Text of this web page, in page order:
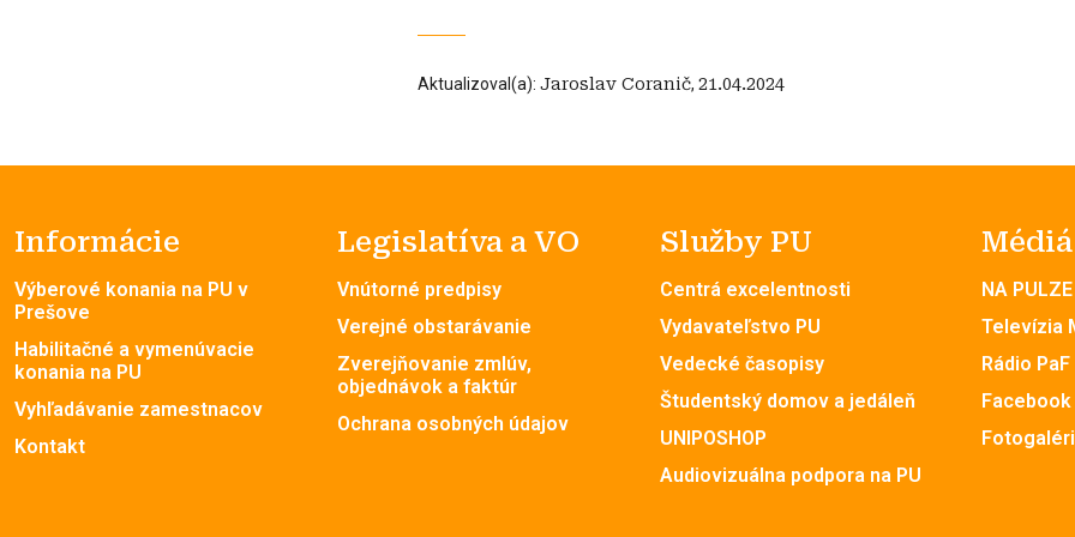
Aktualizoval(a): Jaroslav Coranič, 21.04.2024
Informácie
Výberové konania na PU v
Prešove
Habilitačné a vymenúvacie
konania na PU
Vyhľadávanie zamestnacov
Kontakt
Legislatíva a VO
Vnútorné predpisy
Verejné obstarávanie
Zverejňovanie zmlúv,
objednávok a faktúr
Ochrana osobných údajov
Služby PU
Centrá excelentnosti
Vydavateľstvo PU
Vedecké časopisy
Študentský domov a jedáleň
UNIPOSHOP
Audiovizuálna podpora na PU
Médiá
NA PULZE
Televízia
Rádio PaF
Facebook